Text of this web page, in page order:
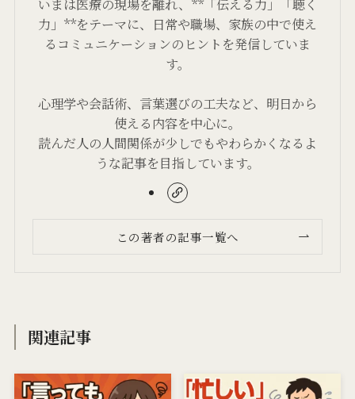
力」**をテーマに、日常や職場、家族の中で使え
るコミュニケーションのヒントを発信していま
す。
心理学や会話術、言葉選びの工夫など、明日から
使える内容を中心に。
読んだ人の人間関係が少しでもやわらかくなるよ
うな記事を目指しています。
この著者の記事一覧へ
関連記事